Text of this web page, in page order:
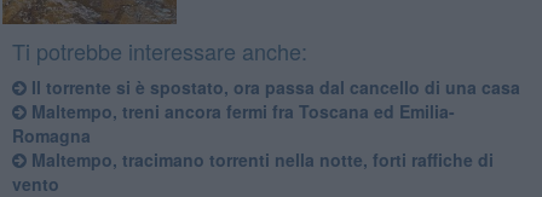
Ti potrebbe interessare anche:
Il torrente si è spostato, ora passa dal cancello di una casa
Maltempo, treni ancora fermi fra Toscana ed Emilia-
Romagna
Maltempo, tracimano torrenti nella notte, forti raffiche di
vento